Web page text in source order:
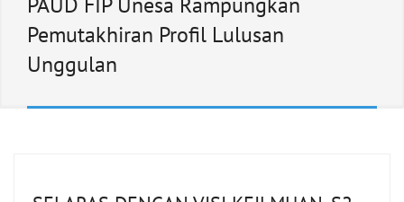
Pemutakhiran Profil Lulusan
Unggulan